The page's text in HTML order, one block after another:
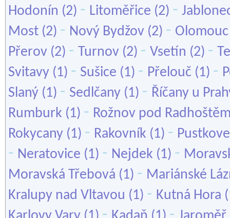
Hodonín (2) - Litoměřice (2) -
Most (2) - Nový Bydžov (2) - Olomouc
Přerov (2) - Turnov (2) - Vsetín (2) -
Svitavy (1) - Sušice (1) - Přelouč (1) -
Slaný (1) - Sedlčany (1) - Říčany u
Rumburk (1) - Rožnov pod
Rokycany (1) - Rakovník (1) -
- Neratovice (1) - Nejdek (1) -
Moravská Třebová (1) - Mariánské
Kralupy nad Vltavou (1) - Kutná Hora